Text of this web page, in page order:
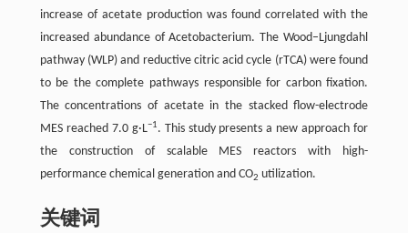
increase of acetate production was found correlated with the
increased abundance of Acetobacterium. The Wood–Ljungdahl
pathway (WLP) and reductive citric acid cycle (rTCA) were found
to be the complete pathways responsible for carbon fixation.
The concentrations of acetate in the stacked flow-electrode
MES reached 7.0 g·L−1. This study presents a new approach for
the construction of scalable MES reactors with high-
performance chemical generation and CO2 utilization.
关键词